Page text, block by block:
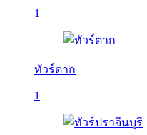
1
ทัวร์ตาก
1